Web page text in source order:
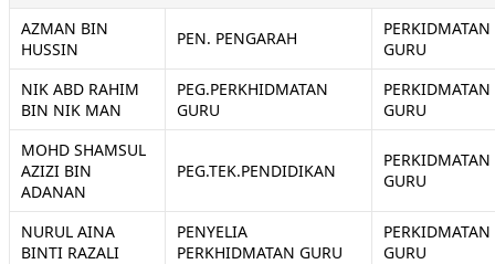
AZMAN BIN
HUSSIN
PEN. PENGARAH
PERKIDMATAN
GURU
NIK ABD RAHIM
BIN NIK MAN
PEG.PERKHIDMATAN
GURU
PERKIDMATAN
GURU
MOHD SHAMSUL
AZIZI BIN
ADANAN
PEG.TEK.PENDIDIKAN
PERKIDMATAN
GURU
NURUL AINA
BINTI RAZALI
PENYELIA
PERKHIDMATAN GURU
PERKIDMATAN
GURU